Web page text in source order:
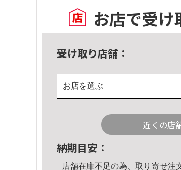
お店で受け
受け取り店舗：
お店を選ぶ
近くの店
納期目安：
店舗在庫不足の為、取り寄せ注